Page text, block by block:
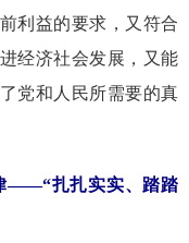
利益的要求，又符合
经济社会发展，又能
党和人民所需要的真
扎扎实实、踏踏